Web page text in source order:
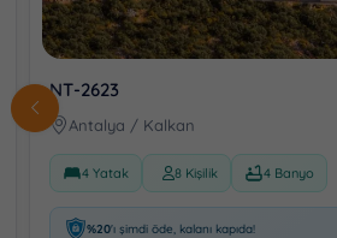
NT-2623
Antalya / Kalkan
4 Yatak 8 Kişilik 4 Banyo
%20'ı şimdi öde, kalanı kapıda!